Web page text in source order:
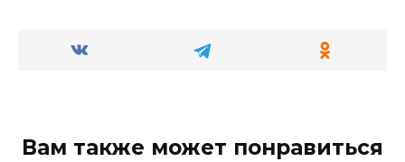
Вам также может понравиться